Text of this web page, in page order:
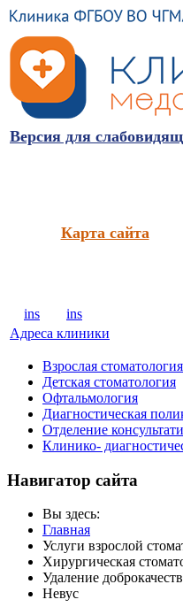
Версия для
Карта сайта
ins
ins
Адреса клиники
Взрослая стоматология
Детская стоматология
Офтальмология
Диагностическая
Отделение
Клинико-
Навигатор сайта
Вы здесь:
Главная
Услуги взрослой
Хирургическая
Удаление
Невус